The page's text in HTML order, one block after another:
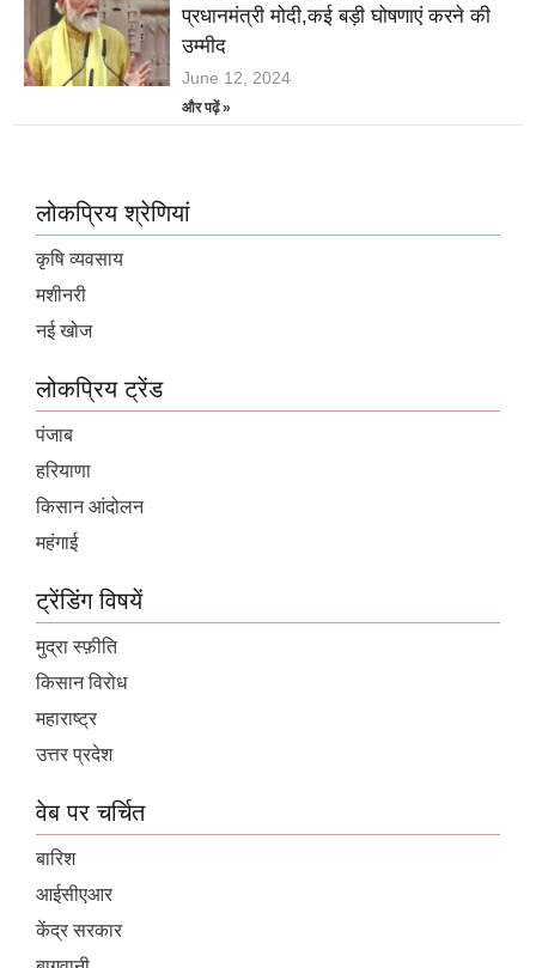
प्रधानमंत्री मोदी,कई बड़ी घोषणाएं करने की
उम्मीद
June 12, 2024
और पढ़ें »
लोकप्रिय श्रेणियां
कृषि व्यवसाय
मशीनरी
नई खोज
लोकप्रिय ट्रेंड
पंजाब
हरियाणा
किसान आंदोलन
महंगाई
ट्रेंडिंग विषयें
मुद्रा स्फ़ीति
किसान विरोध
महाराष्ट्र
उत्तर प्रदेश
वेब पर चर्चित
बारिश
आईसीएआर
केंद्र सरकार